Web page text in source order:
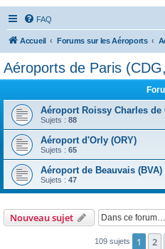
FAQ
Accueil Forums sur les Aéroports
Aéroports de Paris
Aéroport Roissy Charles de
Sujets : 88
Aéroport d'Orly (ORY)
Sujets : 65
Aéroport de Beauvais (BVA)
Sujets : 47
Nouveau sujet
109 sujets 1 2